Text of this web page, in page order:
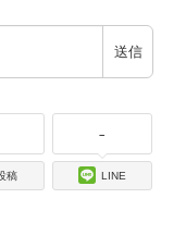
稿
-
LINE